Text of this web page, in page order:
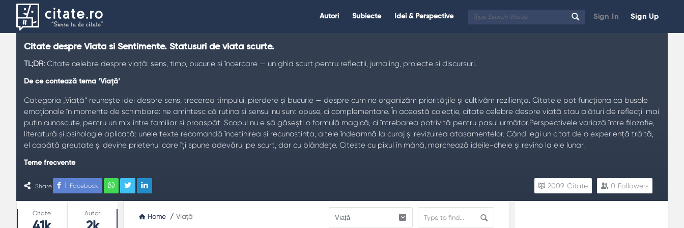
Sign In Sign Up
Citate.ro
Autori Subiecte Idei & Perspective
Citate despre Viata si Sentimente. Statusuri de viata scurte.
TL;DR: Citate celebre despre viață: sens, timp, bucurie și încercare — un ghid scurt pentru reflecții, jurnaling, proiecte și discursuri.
De ce contează tema ‘Viață’
Categoria „Viață” reunește idei despre sens, trecerea timpului, pierdere și bucurie — despre cum ne organizăm prioritățile și cultivăm reziliența. Citatele pot funcționa ca busole
emoționale în momente de schimbare: ne amintesc că rutina și sensul nu sunt opuse, ci complementare. În această colecție, citate celebre despre viață stau alături de reflecții mai
puțin cunoscute, pentru un mix între familiar și proaspăt. Scopul nu e să găsești o formulă magică, ci întrebarea potrivită pentru pasul următor.Perspectivele variază între filozofie,
literatură și psihologie aplicată: unele texte recomandă încetinirea și recunoștința, altele îndeamnă la curaj și revizuirea atașamentelor. Când legi un citat de o experiență trăită,
el capătă greutate și devine prietenul care îți spune adevărul pe scurt, dar cu blândețe. Citește cu pixul în mână, marchează ideile-cheie și revino la ele lunar.
Teme frecvente
Sens: întrebarea „de ce” ca motor al alegerilor.
Timp: prezentul ca spațiu de acțiune, trecutul ca profesor.
Bucurie: recunoștința ca practică zilnică, nu ca slogan.
Curaj
: a începe înainte de a te simți pregătit.
Share Facebook 0 Followers
2009 Citate
Home / Viață
Stats
Citate Autori